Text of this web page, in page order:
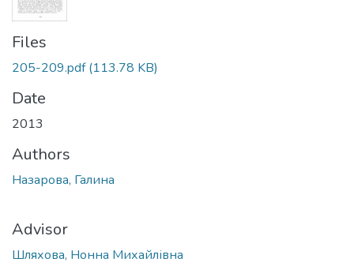
Files
205-209.pdf(113.78 KB)
Date
2013
Authors
Назарова, Галина
Advisor
Шляхова, Нонна Михайлівна